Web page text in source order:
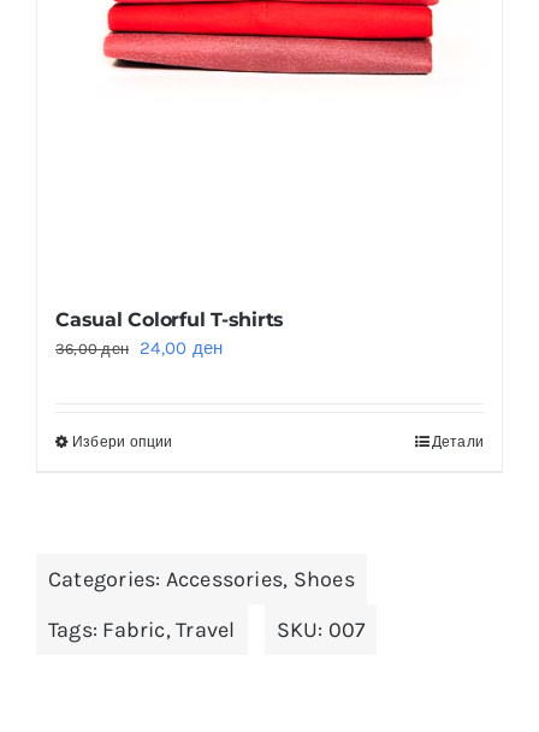
Casual Colorful T-shirts
36,00ден
Original
36,00 ден.
24,00 денCurrent
Избери опции
variants.
Детали
Categories: Accessories, Shoes
Tags: Fabric,Travel SKU: 007